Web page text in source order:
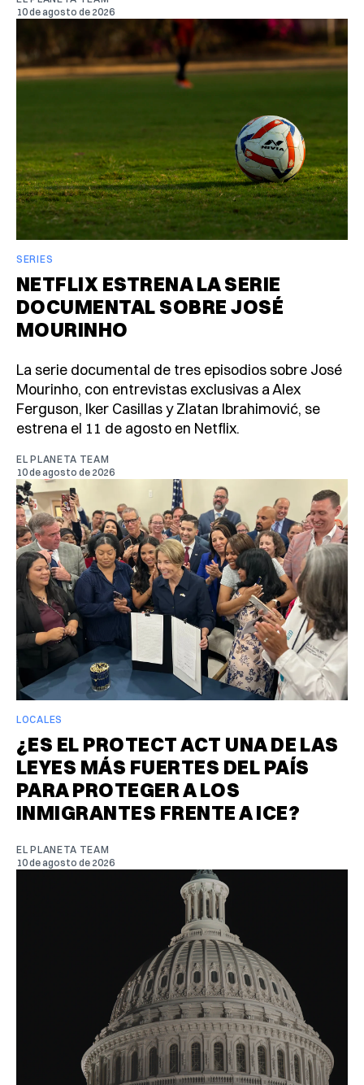
10 de agosto de 2026
SERIES
NETFLIX ESTRENA LA SERIE
DOCUMENTAL SOBRE JOSÉ
MOURINHO
La serie documental de tres episodios sobre José
Mourinho, con entrevistas exclusivas a Alex
Ferguson, Iker Casillas y Zlatan Ibrahimović, se
estrena el 11 de agosto en Netflix.
EL PLANETA TEAM
10 de agosto de 2026
LOCALES
¿ES EL PROTECT ACT UNA DE LAS
LEYES MÁS FUERTES DEL PAÍS
PARA PROTEGER A LOS
INMIGRANTES FRENTE A ICE?
EL PLANETA TEAM
10 de agosto de 2026